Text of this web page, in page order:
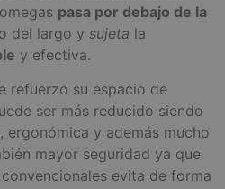
pasa por debajo de la
del largo y sujeta la
y efectiva.
refuerzo su espacio de
ser más reducido siendo
ergonómica y además mucho
mayor seguridad ya que
evita de forma